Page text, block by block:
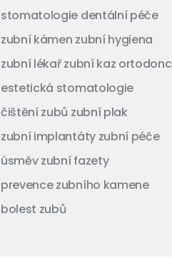
stomatologie dentální péče
zubní kámen zubní hygiena
zubní lékařzubní kaz
estetická stomatologie
čištění zubů zubní plak
zubní implantáty zubní péče
úsměvzubní fazety
prevence zubního kamene
bolest zubů